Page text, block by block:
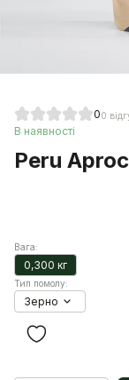
00
В наявності
Peru
Вага:
0,300 кг
Тип помолу:
Зерно